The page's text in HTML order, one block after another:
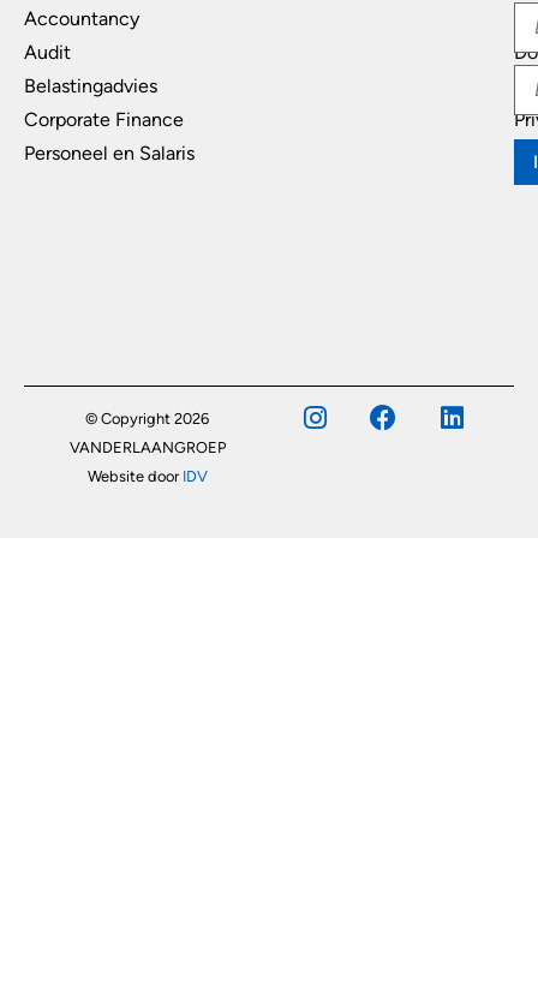
Accountancy
Audit
Belastingadvies
Corporate Finance
Personeel en Salaris
© Copyright 2026
VANDERLAANGROEP
Website door IDV